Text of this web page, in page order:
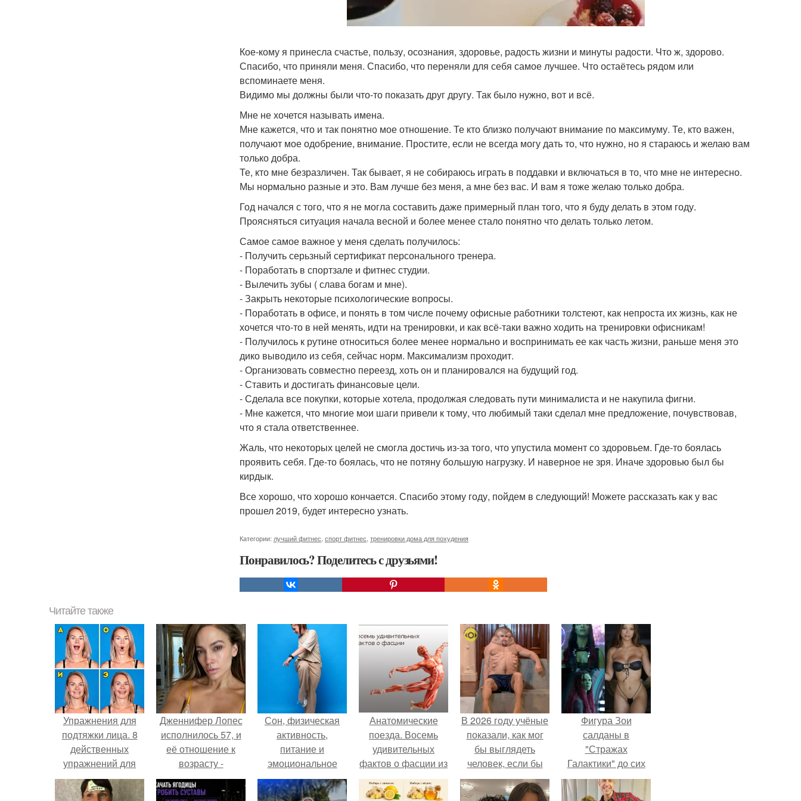
Кое-кому я принесла счастье, пользу, осознания, здоровье, радость жизни и минуты радости. Что ж, здорово.
Спасибо, что приняли меня. Спасибо, что переняли для себя самое лучшее. Что остаётесь рядом или
вспоминаете меня.
Видимо мы должны были что-то показать друг другу. Так было нужно, вот и всё.
Мне не хочется называть имена.
Мне кажется, что и так понятно мое отношение. Те кто близко получают внимание по максимуму. Те, кто важен,
получают мое одобрение, внимание. Простите, если не всегда могу дать то, что нужно, но я стараюсь и желаю вам
только добра.
Те, кто мне безразличен. Так бывает, я не собираюсь играть в поддавки и включаться в то, что мне не интересно.
Мы нормально разные и это. Вам лучше без меня, а мне без вас. И вам я тоже желаю только добра.
Год начался с того, что я не могла составить даже примерный план того, что я буду делать в этом году.
Проясняться ситуация начала весной и более менее стало понятно что делать только летом.
Самое самое важное у меня сделать получилось:
- Получить серьзный сертификат персонального тренера.
- Поработать в спортзале и фитнес студии.
- Вылечить зубы ( слава богам и мне).
- Закрыть некоторые психологические вопросы.
- Поработать в офисе, и понять в том числе почему офисные работники толстеют, как непроста их жизнь, как не
хочется что-то в ней менять, идти на тренировки, и как всё-таки важно ходить на тренировки офисникам!
- Получилось к рутине относиться более менее нормально и воспринимать ее как часть жизни, раньше меня это
дико выводило из себя, сейчас норм. Максимализм проходит.
- Организовать совместно переезд, хоть он и планировался на будущий год.
- Ставить и достигать финансовые цели.
- Сделала все покупки, которые хотела, продолжая следовать пути минималиста и не накупила фигни.
- Мне кажется, что многие мои шаги привели к тому, что любимый таки сделал мне предложение, почувствовав,
что я стала ответственнее.
Жаль, что некоторых целей не смогла достичь из-за того, что упустила момент со здоровьем. Где-то боялась
проявить себя. Где-то боялась, что не потяну большую нагрузку. И наверное не зря. Иначе здоровью был бы
кирдык.
Все хорошо, что хорошо кончается. Спасибо этому году, пойдем в следующий! Можете рассказать как у вас
прошел 2019, будет интересно узнать.
Категории: лучший фитнес спорт фитнес тренировки дома для похудения
Понравилось? Поделитесь с друзьями!
Читайте также
Упражнения для
подтяжки лица. 8
действенных
упражнений для
подтяжки овала
лица.
Дженнифер Лопес
исполнилось 57, и
её отношение к
возрасту -
настоящий
манифест
Сон, физическая
активность,
питание и
эмоциональное
состояние!
Анатомические
поезда. Восемь
удивительных
фактов о фасции из
книги Томаса
майерса
В 2026 году учёные
показали, как мог
бы выглядеть
человек, если бы
его тело
эволюционировало
Фигура Зои
салданы в
"Стражах
Галактики" до сих
пор вызывает
восхищение.